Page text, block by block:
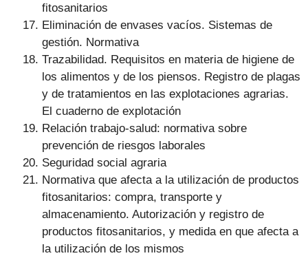
fitosanitarios
Eliminación de envases vacíos. Sistemas de
gestión. Normativa
Trazabilidad. Requisitos en materia de higiene de
los alimentos y de los piensos. Registro de plagas
y de tratamientos en las explotaciones agrarias.
El cuaderno de explotación
Relación trabajo-salud: normativa sobre
prevención de riesgos laborales
Seguridad social agraria
Normativa que afecta a la utilización de productos
fitosanitarios: compra, transporte y
almacenamiento. Autorización y registro de
productos fitosanitarios, y medida en que afecta a
la utilización de los mismos